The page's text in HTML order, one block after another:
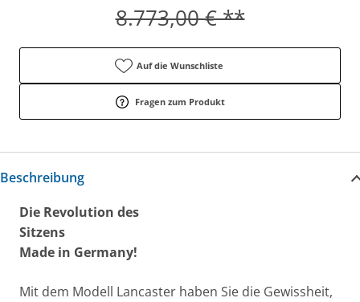
8.773,00 € **
Auf die Wunschliste
Fragen zum Produkt
Beschreibung
Die Revolution des
Sitzens
Made in Germany!
Mit dem Modell Lancaster haben Sie die Gewissheit,